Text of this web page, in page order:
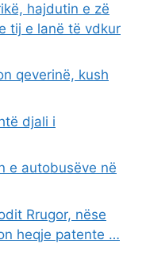
hajdutin e zë
tij e lanë të vdkur
qeverinë, kush
djali i
e autobusëve në
Rrugor, nëse
heqje patente …